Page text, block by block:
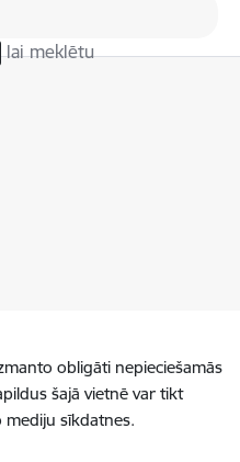
lai meklētu
obligāti nepieciešamās
šajā vietnē var tikt
mediju sīkdatnes.